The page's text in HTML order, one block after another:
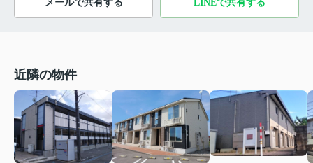
メールで共有する LINEで共有する
近隣の物件